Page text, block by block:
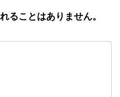
ることはありません。